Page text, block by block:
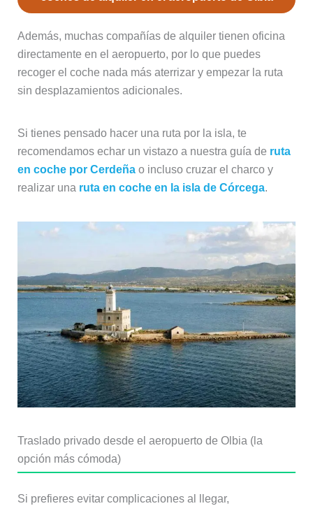
Además, muchas compañías de alquiler tienen oficina
directamente en el aeropuerto, por lo que puedes
recoger el coche nada más aterrizar y empezar la ruta
sin desplazamientos adicionales.
Si tienes pensado hacer una ruta por la isla, te
recomendamos echar un vistazo a nuestra guía de ruta
en coche por Cerdeñao incluso cruzar el charco y
realizar una ruta en coche en la isla de Córcega.
Traslado privado desde el aeropuerto de Olbia (la
opción más cómoda)
Si prefieres evitar complicaciones al llegar,